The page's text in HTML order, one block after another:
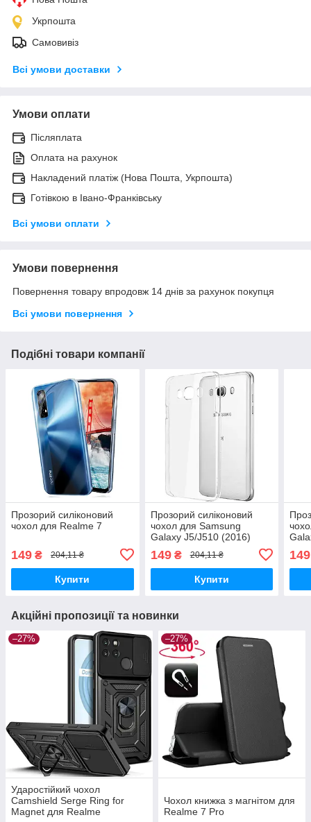
Укрпошта
Самовивіз
Всі умови доставки
Умови оплати
Післяплата
Оплата на рахунок
Накладений платіж (Нова Пошта, Укрпошта)
Готівкою в Івано-Франківську
Всі умови оплати
Умови повернення
Повернення товару впродовж 14 днів за рахунок покупця
Всі умови повернення
Подібні товари компанії
Прозорий силіконовий
чохол для Realme 7
149 ₴ 204,11 ₴
Купити
Прозорий силіконовий
чохол для Samsung
Galaxy J5/J510 (2016)
149₴ 204,11 ₴
Купити
149
Акційні пропозиції та новинки
–27%
Ударостійкий чохол
Camshield Serge Ring for
Magnet для Realme
–27%
Чохол книжка з магнітом для
Realme 7 Pro